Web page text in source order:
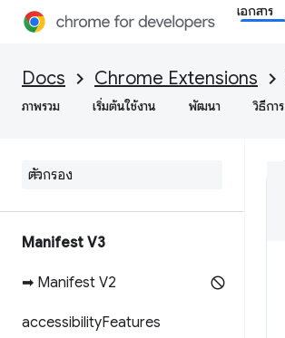
เอกสาร
Docs Chrome Extensions
ภาพรวม เริ่มต้นใช้งาน พัฒนา วิธีการ
Manifest V3
➡ Manifest V2
accessibilityFeatures